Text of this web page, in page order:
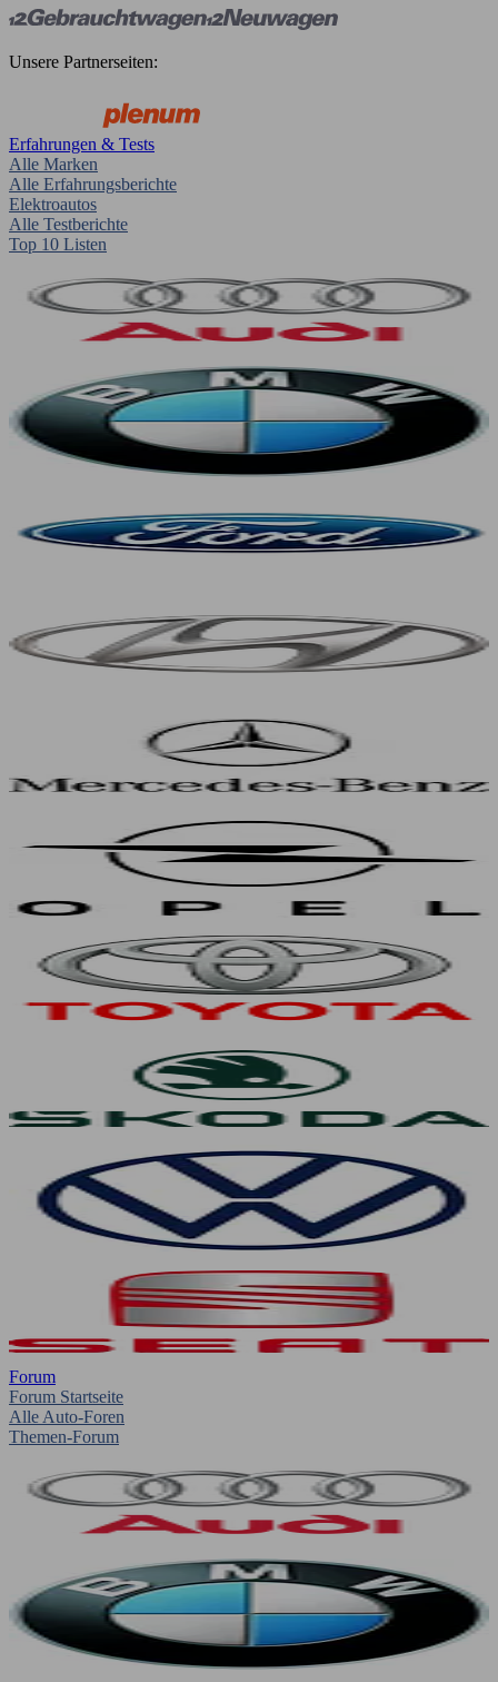
Unsere Partnerseiten:
Erfahrungen & Tests
Alle Marken
Alle Erfahrungsberichte
Elektroautos
Alle Testberichte
Top 10 Listen
Forum
Forum Startseite
Alle Auto-Foren
Themen-Forum